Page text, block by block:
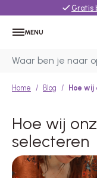
Gratis
MENU
Home Blog Hoe
Hoe wij
selecteren